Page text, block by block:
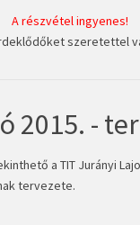
A részvétel ingyenes!
szeretettel
2015. -
a TIT Jurányi
tervezete.